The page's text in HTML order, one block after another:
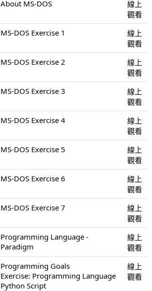
About MS-DOS
線上
觀看
MS-DOS Exercise 1
線上
觀看
MS-DOS Exercise 2
線上
觀看
MS-DOS Exercise 3
線上
觀看
MS-DOS Exercise 4
線上
觀看
MS-DOS Exercise 5
線上
觀看
MS-DOS Exercise 6
線上
觀看
MS-DOS Exercise 7
線上
觀看
Programming Language -
Paradigm
線上
觀看
Programming Goals
Exercise: Programming Language
Python Script
線上
觀看